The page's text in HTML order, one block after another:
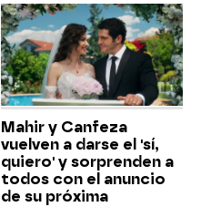
Mahir y Canfeza
vuelven a darse el 'sí,
quiero' y sorprenden a
todos con el anuncio
de su próxima